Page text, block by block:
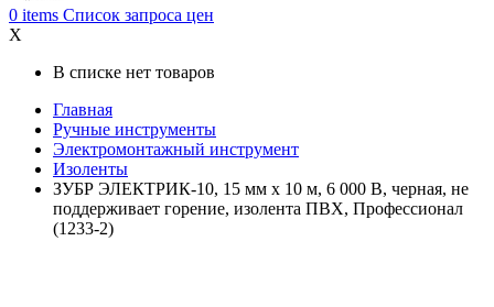
0 items Список запроса цен
X
В списке нет товаров
Главная
Ручные инструменты
Электромонтажный инструмент
Изоленты
ЗУБР ЭЛЕКТРИК-10, 15 мм х 10 м, 6 000 В, черная, не
поддерживает горение, изолента ПВХ, Профессионал
(1233-2)